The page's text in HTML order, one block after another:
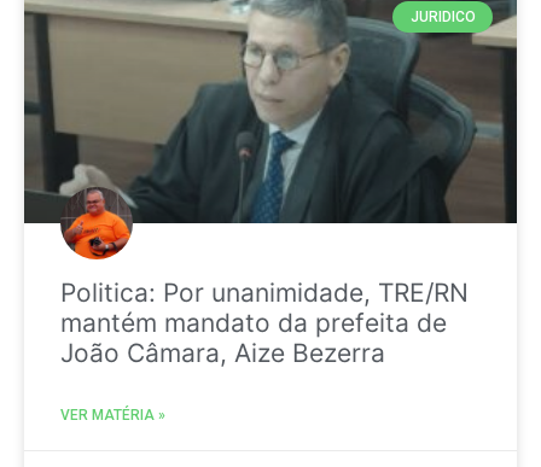
JURIDICO
Politica: Por unanimidade, TRE/RN
mantém mandato da prefeita de
João Câmara, Aize Bezerra
VER MATÉRIA »